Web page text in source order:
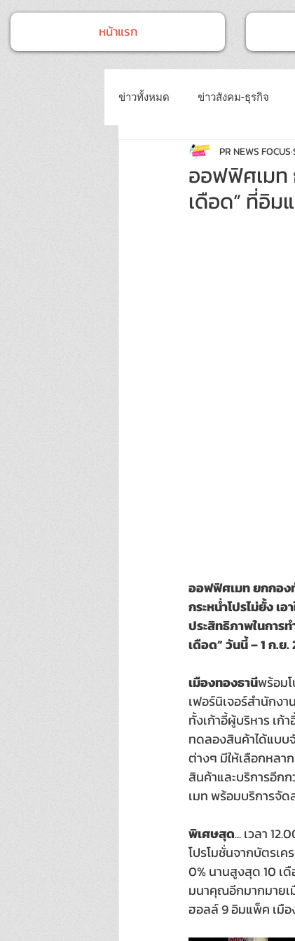
หน้าแรก
ข่าวทั้งหมด ข่าวสังคม-ธุรกิจ
ข่าวงานประชุม-อบรมสัมมนา
ข่าวบันเทิง บทความประชา
ออฟฟิศเมท
เดือด” ที่อิม
PR NEWS FOCUS
ออฟฟิศเมท ยกกอง
กระหน่ำโปรไม่ยั้ง เ
ประสิทธิภาพในการ
เดือด” วันนี้ – 1 ก.
เมืองทองธานีพร้อม
เฟอร์นิเจอร์สำนักง
ทั้งเก้าอี้ผู้บริหาร เ
ทดลองสินค้าได้แบบ
ต่างๆ มีให้เลือกหล
สินค้าและบริการอีก
เมท พร้อมบริการจั
พิเศษสุด... เวลา
โปรโมชั่นจากบัตรเค
0% นานสูงสุด 10 เ
มนาคุณอีกมากมาย
ฮอลล์ 9 อิมแพ็ค เมือ